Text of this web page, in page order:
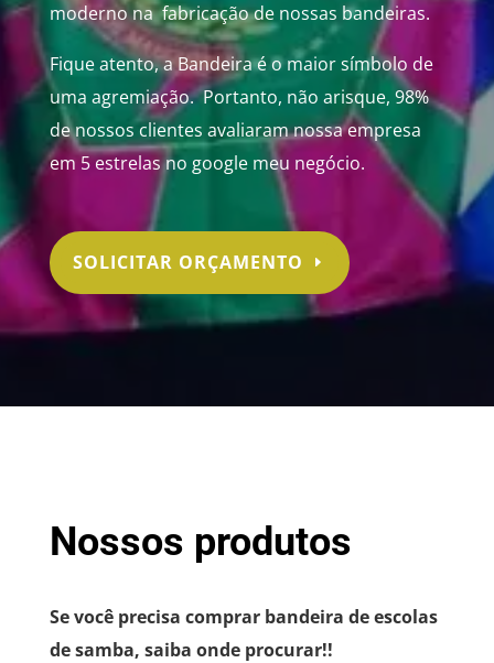
moderno na fabricação de nossas bandeiras.
Fique atento, a Bandeira é o maior símbolo de
uma agremiação. Portanto, não arisque, 98%
de nossos clientes avaliaram nossa empresa
em 5 estrelas no google meu negócio.
SOLICITAR ORÇAMENTO
Nossos produtos
Se você precisa comprar bandeira de escolas
de samba, saiba onde procurar!!